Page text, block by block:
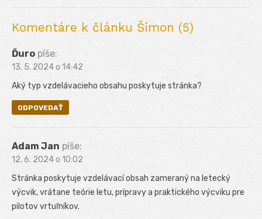
Komentáre k článku Šimon (5)
Ďuro píše:
13. 5. 2024 o 14:42
Aký typ vzdelávacieho obsahu poskytuje stránka?
ODPOVEDAŤ
Adam Jan píše:
12. 6. 2024 o 10:02
Stránka poskytuje vzdelávací obsah zameraný na letecký
výcvik, vrátane teórie letu, prípravy a praktického výcviku pre
pilotov vrtuľníkov.